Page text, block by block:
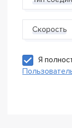
Скорость
Я